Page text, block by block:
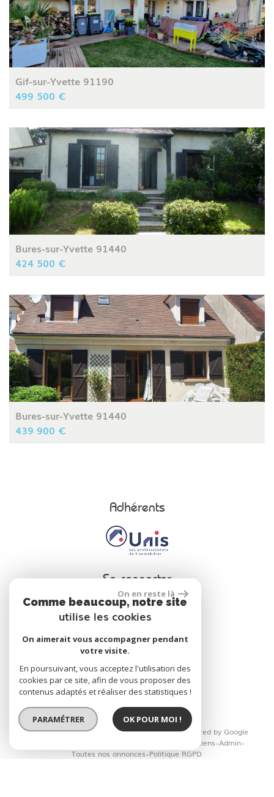
Gif-sur-Yvette 91190
499 500 €
Bures-sur-Yvette 91440
424 500 €
Bures-sur-Yvette 91440
439 900 €
Adhérents
Se connecter
Espace propriétaire
réalisé par
© 2026 | Tous droits réservés | Traduction powered by Google
Liens Admin
Toutes nos annonces Politique RGPD
On en reste là
Comme beaucoup, notre site
utilise les cookies
On aimerait vous accompagner pendant
votre visite.
En poursuivant, vous acceptez l'utilisation des
cookies par ce site, afin de vous proposer des
contenus adaptés et réaliser des statistiques !
PARAMÉTRER OK POUR MOI !